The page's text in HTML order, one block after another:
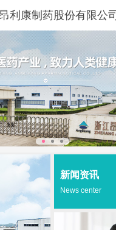
利康制药股份有限公司
新闻资讯
News center